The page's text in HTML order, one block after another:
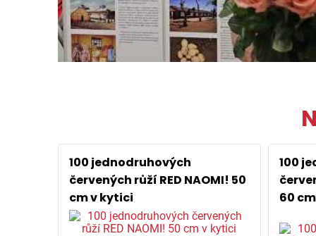
100 jednodruhových
červených růží RED NAOMI! 50
cm v kytici
100
60